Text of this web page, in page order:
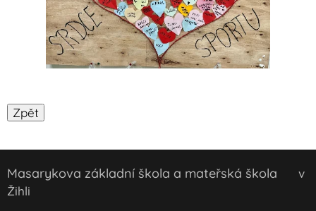
Masarykova základní škola a mateřská škola v
Žihli